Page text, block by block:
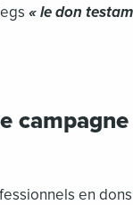
« le don
en